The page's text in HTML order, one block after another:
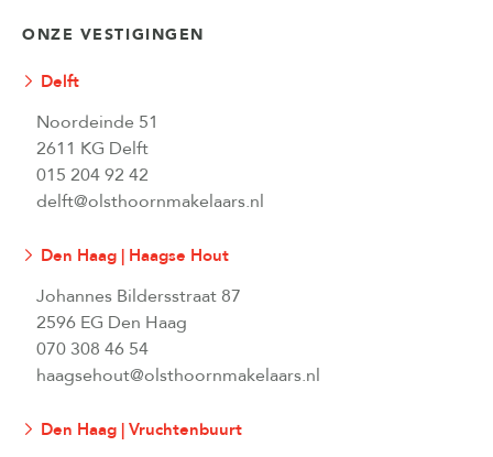
ONZE VESTIGINGEN
Delft
Noordeinde 51
2611 KG Delft
015 204 92 42
delft@olsthoornmakelaars.nl
Den Haag | Haagse Hout
Johannes Bildersstraat 87
2596 EG Den Haag
070 308 46 54
haagsehout@olsthoornmakelaars.nl
Den Haag | Vruchtenbuurt